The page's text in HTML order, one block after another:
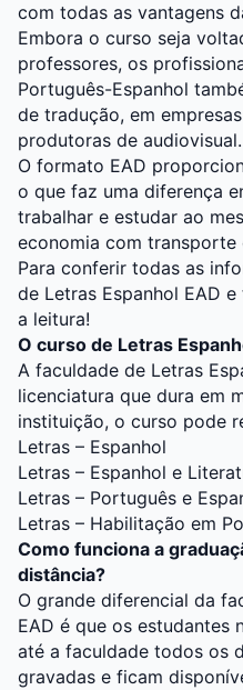
com todas as vantagens
Embora o curso seja
professores, os
Português-Espanhol
de tradução, em
produtoras de audiovisual.
O formato EAD
o que faz uma diferença
trabalhar e estudar ao
economia com transporte
Para conferir todas as
de Letras Espanhol EAD
a leitura!
O curso de Letras
A faculdade de Letras
licenciatura que dura em
instituição, o curso pode
Letras – Espanhol
Letras – Espanhol e
Letras – Português e
Letras – Habilitação em
Como funciona a
distância?
O grande diferencial da
EAD é que os estudantes
até a faculdade todos os
gravadas e ficam